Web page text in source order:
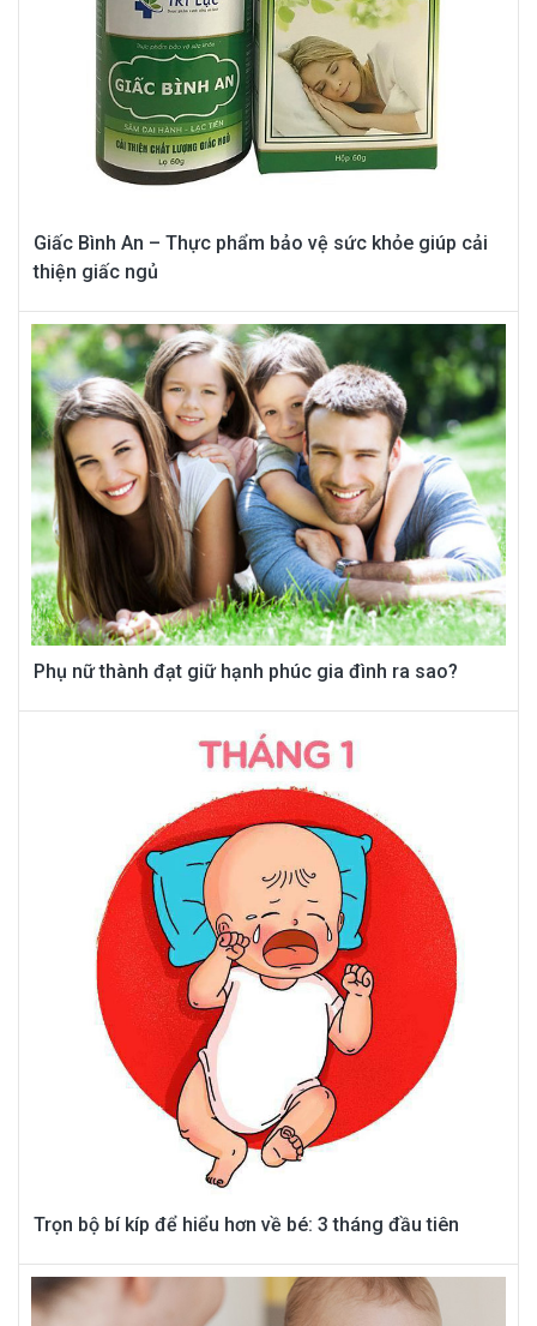
Giấc Bình An – Thực phẩm bảo vệ sức khỏe giúp cải
thiện giấc ngủ
Phụ nữ thành đạt giữ hạnh phúc gia đình ra sao?
Trọn bộ bí kíp để hiểu hơn về bé: 3 tháng đầu tiên